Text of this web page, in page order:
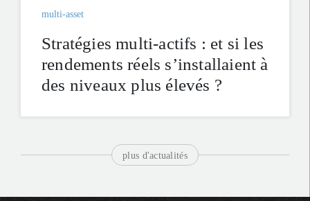
multi-asset
Stratégies multi-actifs : et si les
rendements réels s’installaient à
des niveaux plus élevés ?
plus d'actualités